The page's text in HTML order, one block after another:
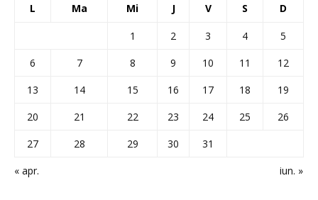
L Ma Mi J V S D
« apr. iun. »
1 2 3 4
5
6
7 8 9 10 11
12
13
14 15 16 17 18
19
20
21 22 23 24 25
26
27
28 29 30 31